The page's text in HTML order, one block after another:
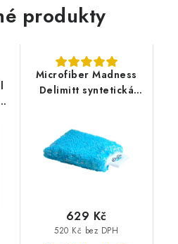
produkty
Microfiber Madness
Delimitt syntetická
520 Kč bez DPH
629 Kč